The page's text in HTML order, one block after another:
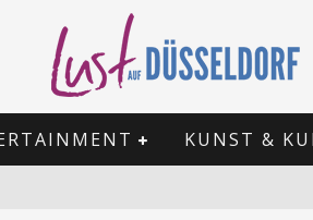
KUNST &